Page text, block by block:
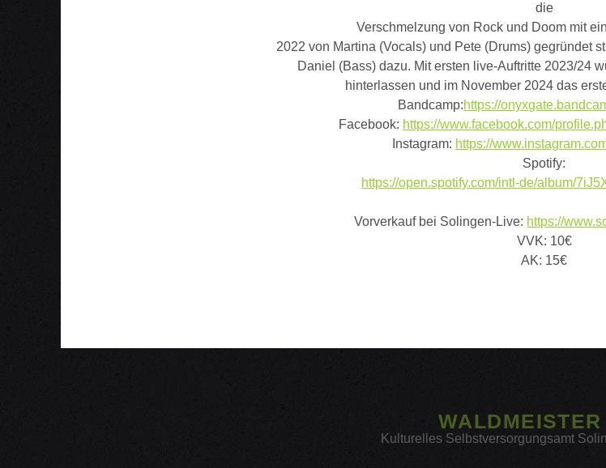
die
Verschmelzung von Rock und Doom mit
2022 von Martina (Vocals) und Pete (Drums) gegründet
Daniel (Bass) dazu. Mit ersten live-Auftritte 2023/24
hinterlassen und im November 2024 das
Bandcamp:https://
Facebook: https://www.facebook.com/
Instagram: https://
Spotify:
https://open.spotify.com/intl-de/album/
Vorverkauf bei Solingen-Live: https://
VVK: 10€
AK: 15€
WALDMEISTER
Kulturelles Selbstversorgungsamt